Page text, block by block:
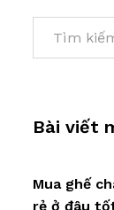
Bài viết
Mua ghế
rẻ ở đâu